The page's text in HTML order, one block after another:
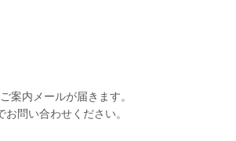
案内メールが届きます。
問い合わせください。